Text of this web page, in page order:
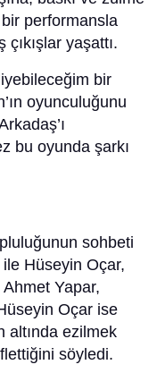
bir performansla
yaşattı.
bir
oyunculuğunu
bu oyunda şarkı
sohbeti
Hüseyin Oçar,
Ahmet Yapar,
Oçar ise
altında ezilmek
söyledi.